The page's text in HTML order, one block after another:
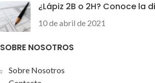
¿Lápiz 2B o 2H? Conoce la
10 de abril de 2021
SOBRE NOSOTROS
Sobre Nosotros